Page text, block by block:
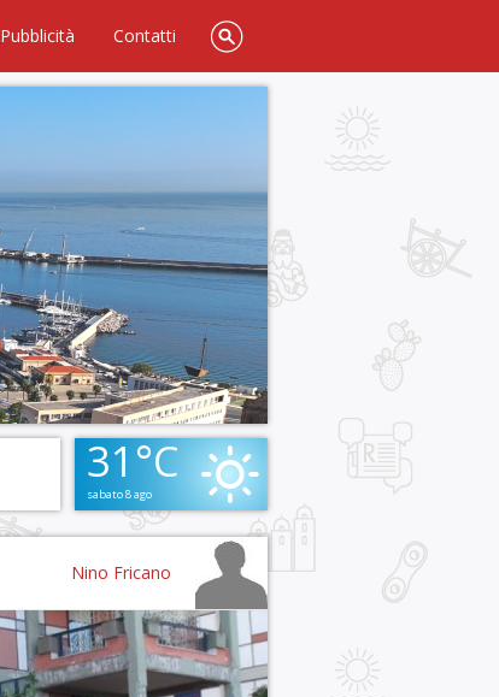
Pubblicità Contatti
31°C
sabato 8 ago
Nino Fricano